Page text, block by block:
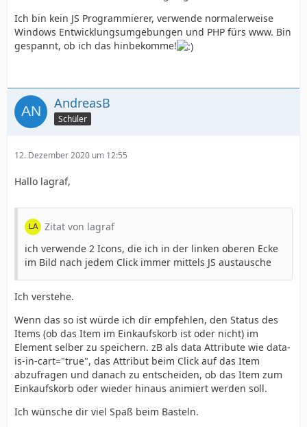
Ich bin kein JS Programmierer, verwende normalerweise
Windows Entwicklungsumgebungen und PHP fürs www. Bin
gespannt, ob ich das hinbekomme!
AndreasB
Schüler
12. Dezember 2020 um 12:55
Hallo lagraf,
Zitat von lagraf
ich verwende 2 Icons, die ich in der linken oberen Ecke
im Bild nach jedem Click immer mittels JS austausche
Ich verstehe.
Wenn das so ist würde ich dir empfehlen, den Status des
Items (ob das Item im Einkaufskorb ist oder nicht) im
Element selber zu speichern. zB als data Attribute wie data-
is-in-cart="true", das Attribut beim Click auf das Item
abzufragen und danach zu entscheiden, ob das Item zum
Einkaufskorb oder wieder hinaus animiert werden soll.
Ich wünsche dir viel Spaß beim Basteln.